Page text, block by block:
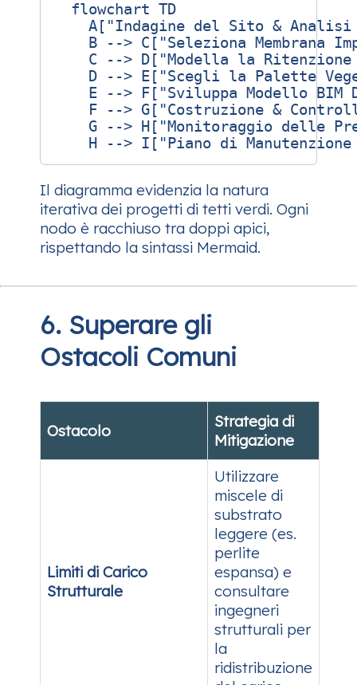
  flowchart TD
A["Indagine del Sito &
B --> C["Seleziona Membrana
C --> D["Modella la
D --> E["Scegli la Palette
E --> F["Sviluppa Modello BIM
F --> G["Costruzione &
G --> H["Monitoraggio delle
Il diagramma evidenzia la natura
iterativa dei progetti di tetti verdi. Ogni
nodo è racchiuso tra doppi apici,
rispettando la sintassi Mermaid.
6. Superare gli
Ostacoli Comuni
Ostacolo
Strategia di
Mitigazione
Limiti di Carico
Strutturale
Utilizzare
miscele di
substrato
leggere (es.
perlite
espansa) e
consultare
ingegneri
strutturali per
la
ridistribuzione